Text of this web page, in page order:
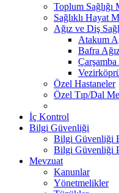
Toplum Sağlığı
Sağlıklı Hayat
Ağız ve Diş
Atakum
Bafra
Çarşamba
Özel Hastaneler
Özel Tıp/Dal
İç Kontrol
Bilgi Güvenliği
Bilgi Güvenliği
Bilgi Güvenliği
Mevzuat
Kanunlar
Yönetmelikler